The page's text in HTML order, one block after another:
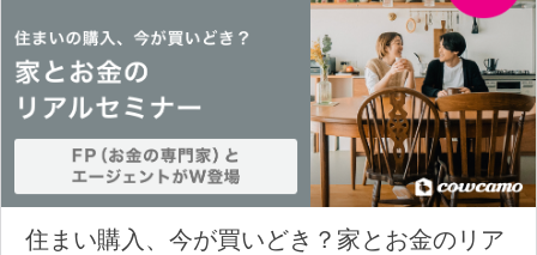
住まい購入、今が買いどき？家とお金のリア